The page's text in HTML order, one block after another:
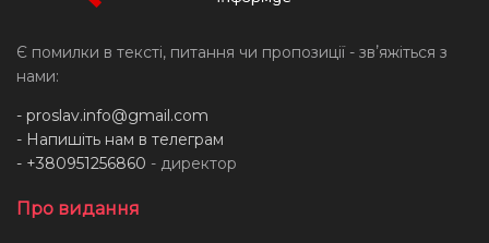
Є помилки в тексті, питання чи пропозиції - звʼяжіться з
нами:
- proslav.info@gmail.com
- Напишіть нам в телеграм
- +380951256860 - директор
Про видання